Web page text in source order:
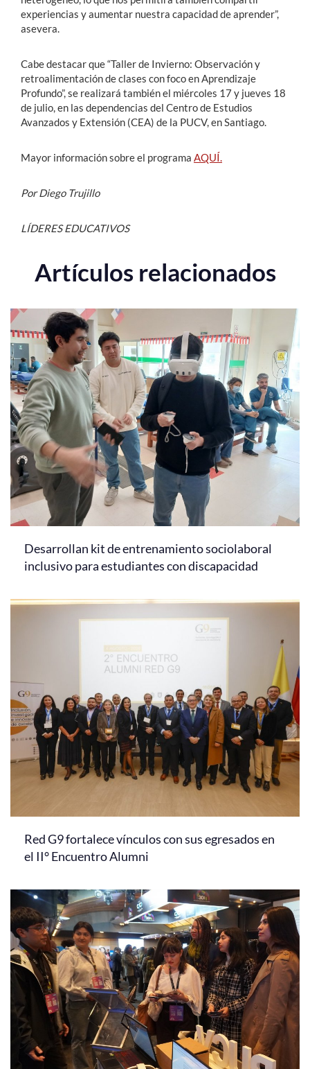
experiencias y aumentar nuestra capacidad de aprender”,
asevera.
Cabe destacar que “Taller de Invierno: Observación y
retroalimentación de clases con foco en Aprendizaje
Profundo”, se realizará también el miércoles 17 y jueves 18
de julio, en las dependencias del Centro de Estudios
Avanzados y Extensión (CEA) de la PUCV, en Santiago.
Mayor información sobre el programa AQUÍ.
Por Diego Trujillo
LÍDERES EDUCATIVOS
Artículos relacionados
Desarrollan kit de entrenamiento sociolaboral
inclusivo para estudiantes con discapacidad
Red G9 fortalece vínculos con sus egresados en
el II° Encuentro Alumni